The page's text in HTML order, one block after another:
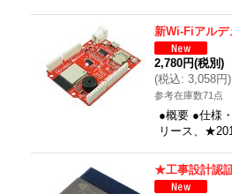
新Wi-Fiアル
2,780円(税別)
(税込: 3,058円)
参考在庫数71点
●概要 ●仕様
リース、
★工事設計認